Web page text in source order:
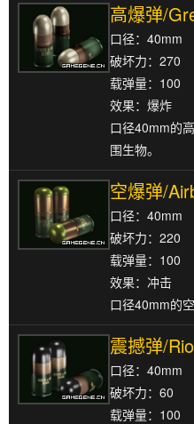
高爆弹/
口径：40mm
破坏力：270
载弹量：100
效果：爆炸
口径40mm的
围生物。
空爆弹/
口径：40mm
破坏力：220
载弹量：100
效果：冲击
口径40mm的
震撼弹/
口径：40mm
破坏力：60
载弹量：100